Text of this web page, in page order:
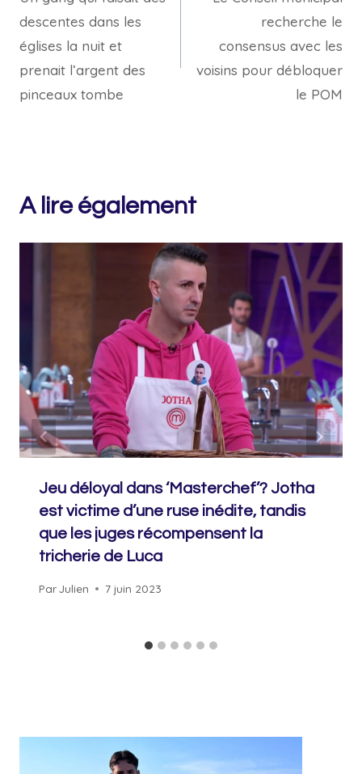
l’article
descentes dans les
églises la nuit et
prenait l’argent des
pinceaux tombe
recherche le
consensus avec les
voisins pour débloquer
le POM
A lire également
Jeu déloyal dans ‘Masterchef’? Jotha
est victime d’une ruse inédite, tandis
que les juges récompensent la
tricherie de Luca
ParJulien 7 juin 2023